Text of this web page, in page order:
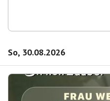
So, 30.08.2026